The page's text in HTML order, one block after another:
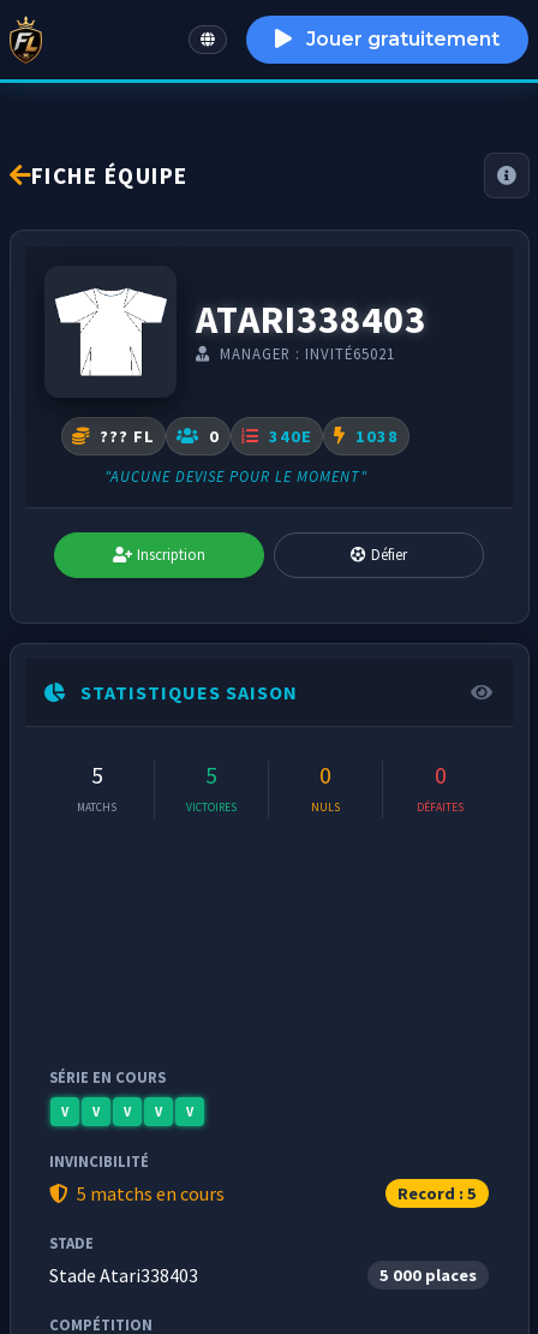
English Jouer gratuitement
FICHE ÉQUIPE
ATARI338403
MANAGER : INVITÉ65021
??? FL 0 340E 1038
"AUCUNE DEVISE POUR LE MOMENT"
Inscription Défier
STATISTIQUES SAISON
5
MATCHS
5
VICTOIRES
0
NULS
0
DÉFAITES
SÉRIE EN COURS
V V V V V
INVINCIBILITÉ
5 matchs en cours Record : 5
STADE
Stade Atari338403 5 000 places
COMPÉTITION